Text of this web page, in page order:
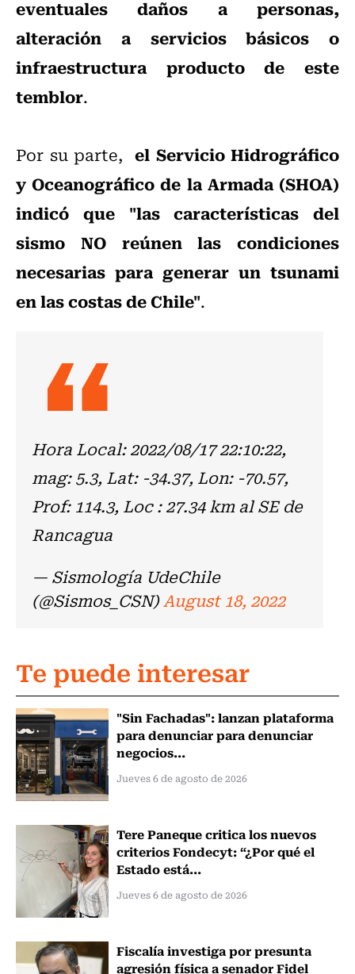
eventuales daños a personas,
alteración a servicios básicos o
infraestructura producto de este
temblor.
Por su parte, el Servicio Hidrográfico
y Oceanográfico de la Armada (SHOA)
indicó que "las características del
sismo NO reúnen las condiciones
necesarias para generar un tsunami
en las costas de Chile".
Hora Local: 2022/08/17 22:10:22,
mag: 5.3, Lat: -34.37, Lon: -70.57,
Prof: 114.3, Loc : 27.34 km al SE de
Rancagua
— Sismología UdeChile
(@Sismos_CSN)August 18, 2022
Te puede interesar
"Sin Fachadas": lanzan plataforma
para denunciar para denunciar
negocios...
Jueves 6 de agosto de 2026
Tere Paneque critica los nuevos
criterios Fondecyt: “¿Por qué el
Estado está...
Jueves 6 de agosto de 2026
Fiscalía investiga por presunta
agresión física a senador Fidel